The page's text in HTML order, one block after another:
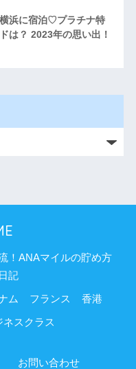
浜に宿泊♡プラチナ特
は？ 2023年の思い出！
！ANAマイルの貯め方
記
ム フランス 香港
ネスクラス
お問い合わせ